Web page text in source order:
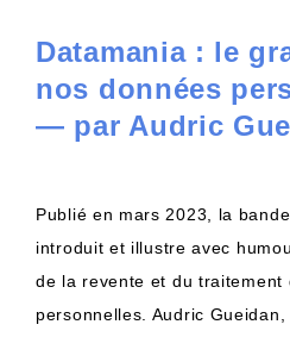
Datamania : le
nos données
— par Audric
Publié en mars 2023, la
introduit et illustre avec
de la revente et du traitement
personnelles. Audric